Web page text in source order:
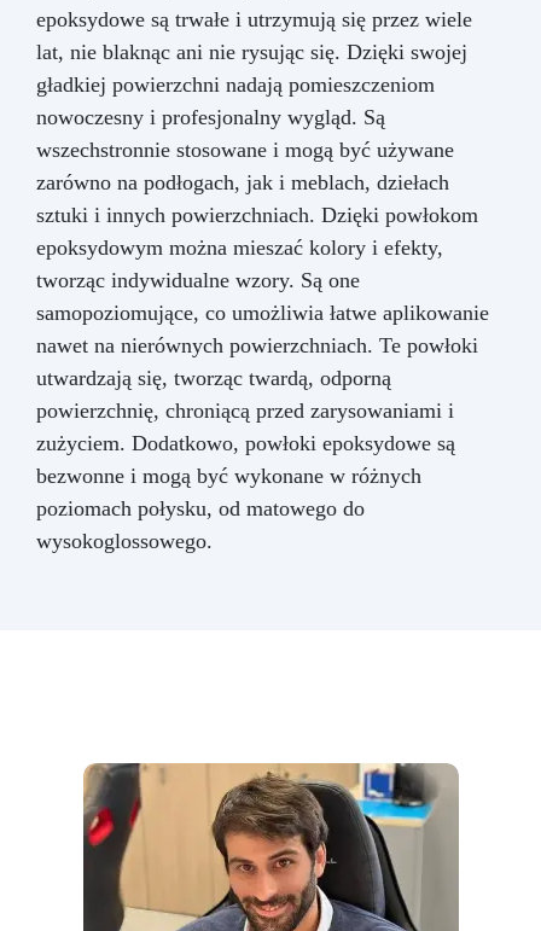
epoksydowe są trwałe i utrzymują się przez wiele
lat, nie blaknąc ani nie rysując się. Dzięki swojej
gładkiej powierzchni nadają pomieszczeniom
nowoczesny i profesjonalny wygląd. Są
wszechstronnie stosowane i mogą być używane
zarówno na podłogach, jak i meblach, dziełach
sztuki i innych powierzchniach. Dzięki powłokom
epoksydowym można mieszać kolory i efekty,
tworząc indywidualne wzory. Są one
samopoziomujące, co umożliwia łatwe aplikowanie
nawet na nierównych powierzchniach. Te powłoki
utwardzają się, tworząc twardą, odporną
powierzchnię, chroniącą przed zarysowaniami i
zużyciem. Dodatkowo, powłoki epoksydowe są
bezwonne i mogą być wykonane w różnych
poziomach połysku, od matowego do
wysokoglossowego.